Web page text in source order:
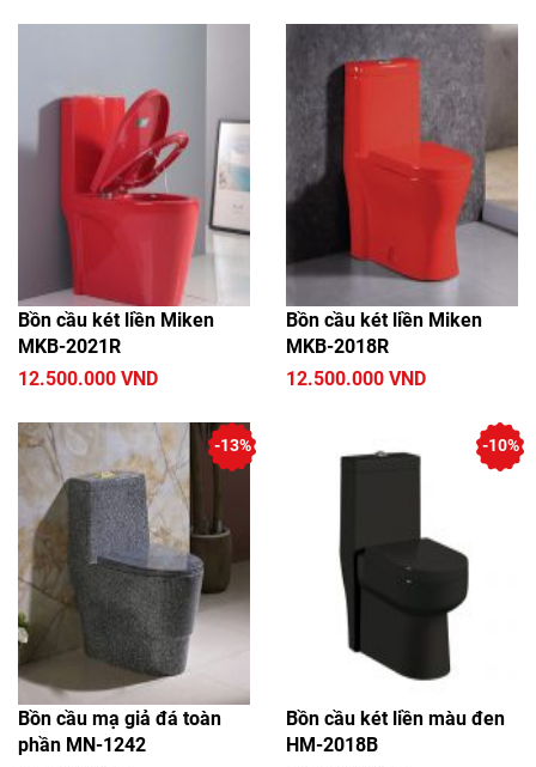
Bồn cầu két liền Miken
MKB-2021R
12.500.000 VND
Bồn cầu két liền Miken
MKB-2018R
12.500.000 VND
Bồn cầu mạ giả đá toàn
phần MN-1242
-13%
Bồn cầu két liền màu đen
HM-2018B
-10%